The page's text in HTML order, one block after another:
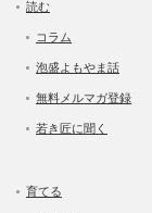
読む
コラム
泡盛よもやま話
無料メルマガ登録
若き匠に聞く
育てる